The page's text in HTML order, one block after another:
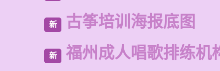
新 古筝培训海报底图
新 福州成人唱歌排练机